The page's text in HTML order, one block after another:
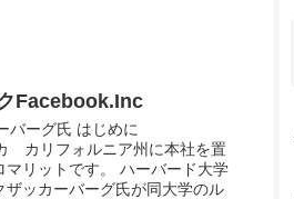
Facebook.Inc
バーグ氏 はじめに
カリフォルニア州に本社を置
マリットです。 ハーバード大学
ザッカーバーグ氏が同大学のル